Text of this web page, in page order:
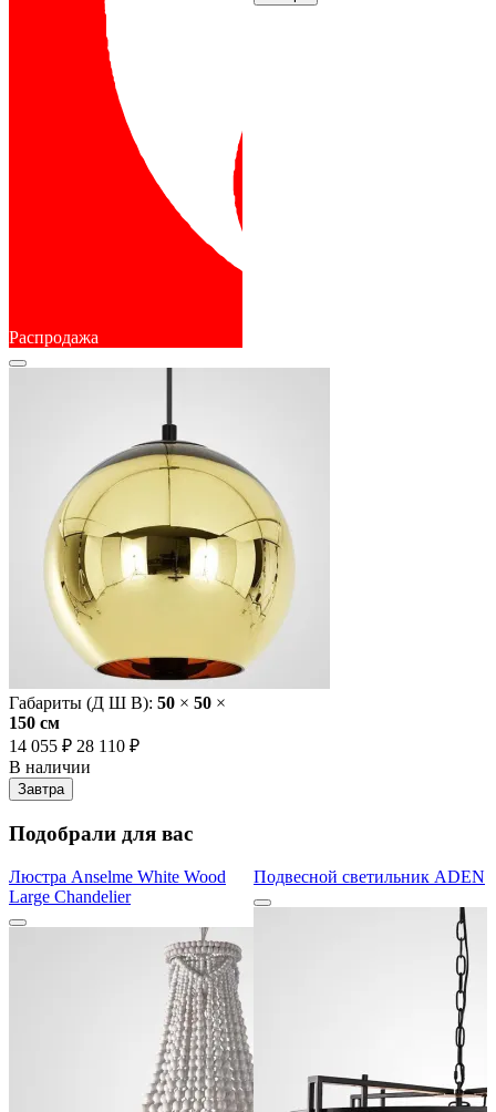
Распродажа
Габариты (Д Ш В): 50 × 50 ×
150 cм
14 055 ₽ 28 110 ₽
В наличии
Завтра
Подобрали для вас
Люстра Anselme White Wood
Large Chandelier
Подвесной светильник ADEN